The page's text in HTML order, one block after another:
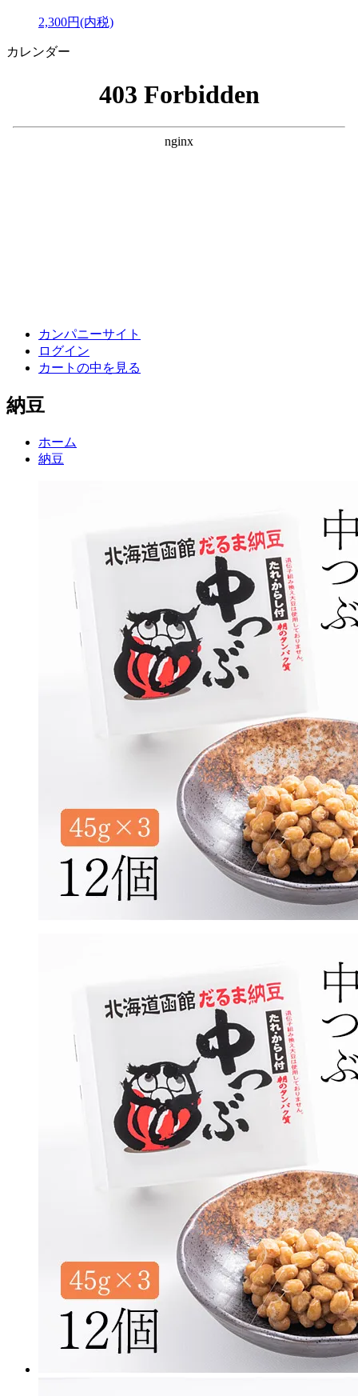
2,300円(内税)
カレンダー
カンパニーサイト
ログイン
カートの中を見る
納豆
ホーム
納豆